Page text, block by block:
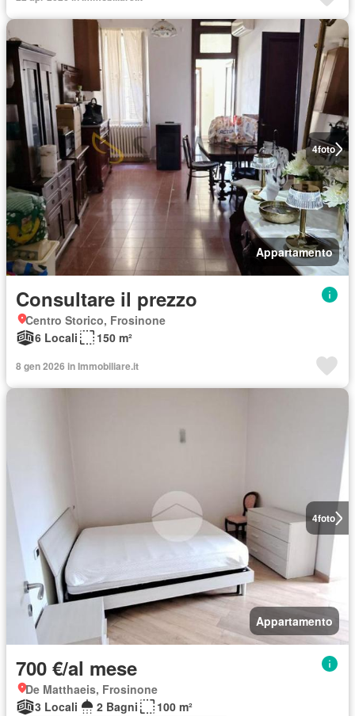
4foto
Appartamento
Consultare il prezzo
Centro Storico, Frosinone
6 Locali
150 m²
8 gen 2026 in Immobiliare.it
4foto
Appartamento
700 €/al mese
De Matthaeis, Frosinone
3 Locali
2 Bagni
100 m²